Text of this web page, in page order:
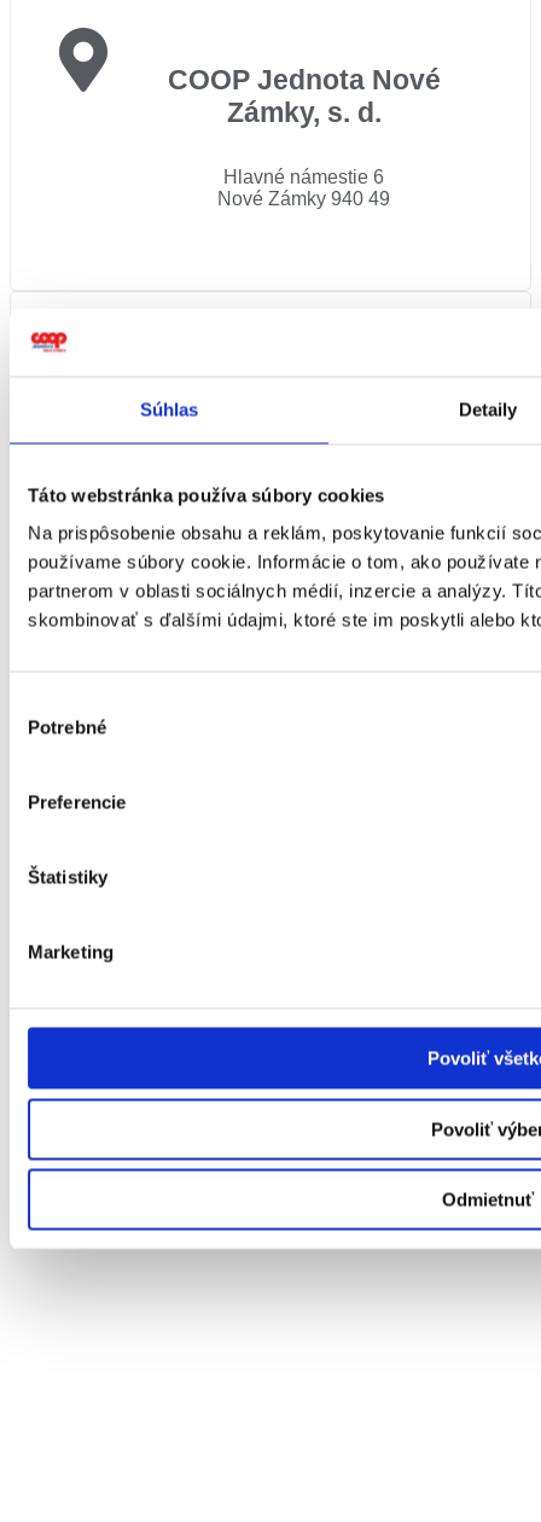
Súhlas Detaily
Táto webstránka používa súbory cookies
Na prispôsobenie obsahu a reklám, poskytovanie funkcií
používame súbory cookie. Informácie o tom, ako používate
partnerom v oblasti sociálnych médií, inzercie a analýzy.
skombinovať s ďalšími údajmi, ktoré ste im poskytli alebo
súhlasu
Potrebné
Preferencie
Štatistiky
Marketing
Povoliť
Povoliť
Odmietnuť
COOP Jednota Nové
Zámky, s. d.
Hlavné námestie 6
Nové Zámky 940 49
+421 35/692 14 00
Jki-facebook-light
Linkedin
Etický kódex systému COOP Jednota
Oznamovanie protispoločenskej činnosti
Všeobecné podmienky používania
2026 © COOP Jednota Nové Zámky, s. d.